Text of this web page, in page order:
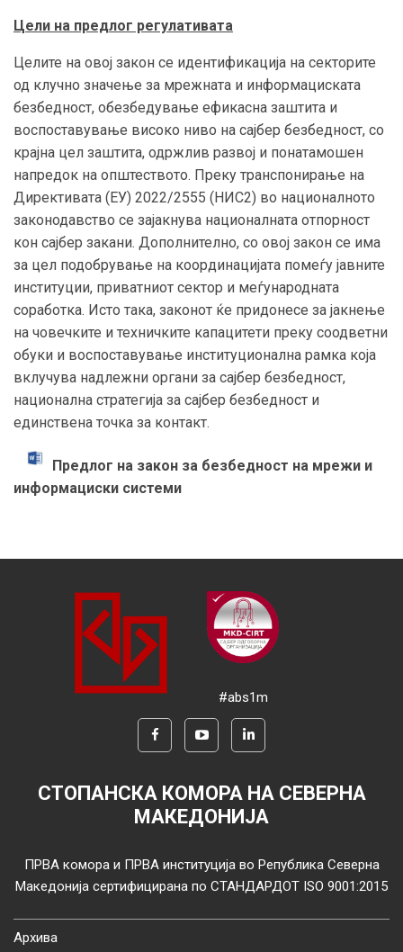
Цели на предлог регулативата
Целите на овој закон се идентификација на секторите
од клучно значење за мрежната и информациската
безбедност, обезбедување ефикасна заштита и
воспоставување високо ниво на сајбер безбедност, со
крајна цел заштита, одржлив развој и понатамошен
напредок на општеството. Преку транспонирање на
Директивата (ЕУ) 2022/2555 (НИС2) во националното
законодавство се зајакнува националната отпорност
кон сајбер закани. Дополнително, со овој закон се има
за цел подобрување на координацијата помеѓу јавните
институции, приватниот сектор и меѓународната
соработка. Исто така, законот ќе придонесе за јакнење
на човечките и техничките капацитети преку соодветни
обуки и воспоставување институционална рамка која
вклучува надлежни органи за сајбер безбедност,
национална стратегија за сајбер безбедност и
единствена точка за контакт.
Предлог на закон за безбедност на мрежи и
информациски системи
#abs1m
СТОПАНСКА КОМОРА НА СЕВЕРНА
МАКЕДОНИЈА
ПРВА комора и ПРВА институција во Република Северна
Македонија сертифицирана по СТАНДАРДОТ ISO 9001:2015
Архива